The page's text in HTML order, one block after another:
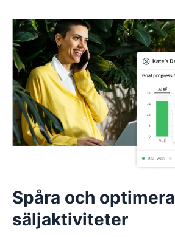
Spåra och optimera
säljaktiviteter